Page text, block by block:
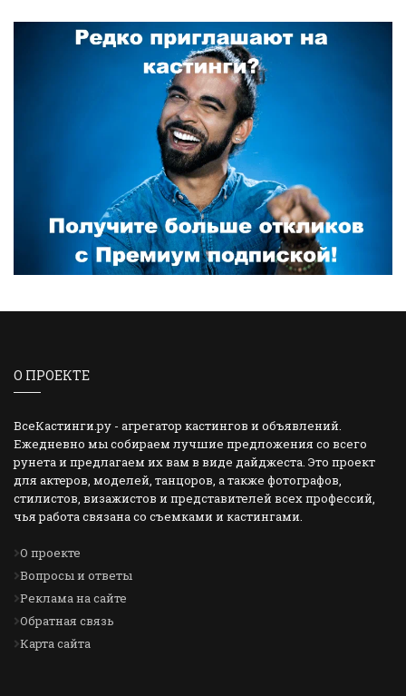
О ПРОЕКТЕ
ВсеКастинги.ру - агрегатор кастингов и объявлений.
Ежедневно мы собираем лучшие предложения со всего
рунета и предлагаем их вам в виде дайджеста. Это проект
для актеров, моделей, танцоров, а также фотографов,
стилистов, визажистов и представителей всех профессий,
чья работа связана со съемками и кастингами.
О проекте
Вопросы и ответы
Реклама на сайте
Обратная связь
Карта сайта